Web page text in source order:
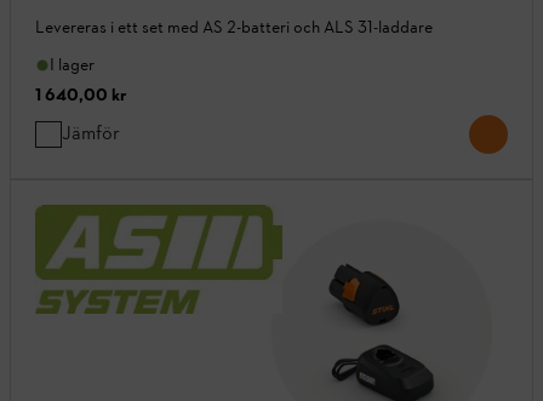
Levereras i ett set med AS 2-batteri och ALS 31-laddare
I lager
1 640,00 kr
Jämför